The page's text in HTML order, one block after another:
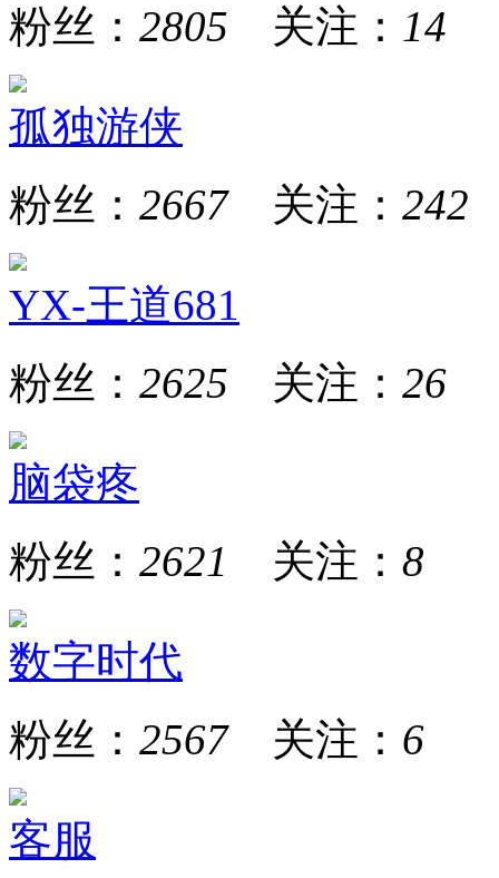
粉丝： 2805 关注： 14
孤独游侠
粉丝： 2667关注： 242
YX-王道681
粉丝： 2625 关注： 26
脑袋疼
粉丝： 2621 关注： 8
数字时代
粉丝： 2567关注： 6
客服